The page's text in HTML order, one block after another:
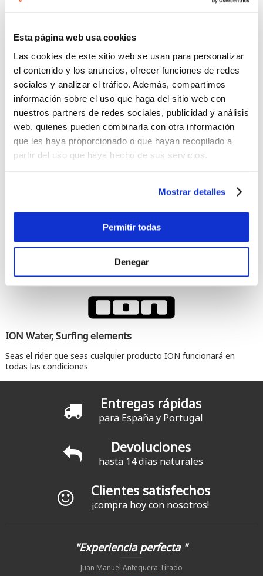
Esta página web usa cookies
Las cookies de este sitio web se usan para personalizar
el contenido y los anuncios, ofrecer funciones de redes
sociales y analizar el tráfico. Además, compartimos
información sobre el uso que haga del sitio web con
nuestros partners de redes sociales, publicidad y análisis
web, quienes pueden combinarla con otra información
que les haya proporcionado o que hayan recopilado a
partir del uso que haya hecho de sus servicios.
Mostrar detalles
Permitir todas
Denegar
Comentarios
ION Water, Surfing elements
Seas el rider que seas cualquier producto ION funcionará en
todas las condiciones
Entregas rápidas
para España y Portugal
Devoluciones
hasta 14 días naturales
Clientes satisfechos
¡compra hoy con nosotros!
"Experiencia perfecta "
Juan Manuel Antequera Tirado